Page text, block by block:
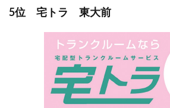
5位 宅トラ 東大前